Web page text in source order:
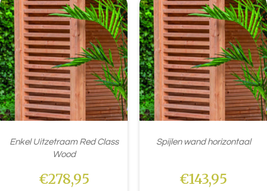
Enkel Uitzetraam Red Class
Wood
€278,95
Spijlen wand horizontaal
€143,95